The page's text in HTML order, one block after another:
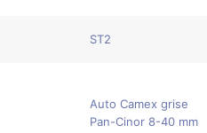
ST2
Auto Camex grise
Pan-Cinor 8-40 mm